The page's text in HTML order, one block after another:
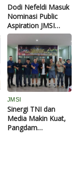
Dodi Nefeldi Masuk
Nominasi Public
Aspiration JMSI
Award 2026, Dinilai
Konsisten
Perjuangkan
Aspirasi Rakyat
JMSI
Sinergi TNI dan
Media Makin Kuat,
Pangdam